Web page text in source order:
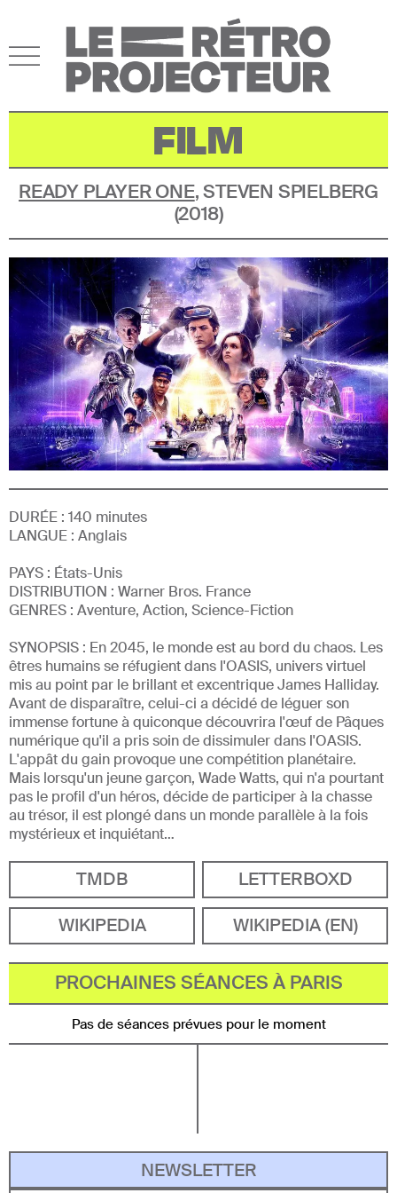
FILM
READY PLAYER ONE,STEVEN SPIELBERG
(2018)
DURÉE : 140 minutes
LANGUE : Anglais
PAYS : États-Unis
DISTRIBUTION : Warner Bros. France
GENRES : Aventure, Action, Science-Fiction
SYNOPSIS : En 2045, le monde est au bord du chaos. Les
êtres humains se réfugient dans l'OASIS, univers virtuel
mis au point par le brillant et excentrique James Halliday.
Avant de disparaître, celui-ci a décidé de léguer son
immense fortune à quiconque découvrira l'œuf de Pâques
numérique qu'il a pris soin de dissimuler dans l'OASIS.
L'appât du gain provoque une compétition planétaire.
Mais lorsqu'un jeune garçon, Wade Watts, qui n'a pourtant
pas le profil d'un héros, décide de participer à la chasse
au trésor, il est plongé dans un monde parallèle à la fois
mystérieux et inquiétant…
TMDB
LETTERBOXD
WIKIPEDIA
WIKIPEDIA (EN)
PROCHAINES SÉANCES À PARIS
Pas de séances prévues pour le moment
NEWSLETTER